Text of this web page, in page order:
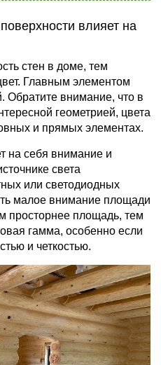
влияет на
стен в доме, тем
Главным элементом
Обратите внимание, что в
геометрией, цвета
и прямых элементах.
на себя внимание и
света
или светодиодных
малое внимание площади
просторнее площадь, тем
гамма, особенно если
и четкостью.